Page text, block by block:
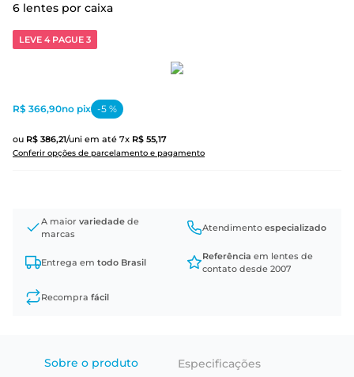
6 lentes por caixa
LEVE 4 PAGUE 3
ou R$ 386,21/uni em até 7x R$ 55,17
Conferir opções de parcelamento e pagamento
R$ 366,90no pix -5 %
A maior variedade de
marcas
Atendimento especializado
Entrega em todo Brasil
Referência em lentes de
contato desde 2007
Recompra fácil
Sobre o produto Especificações